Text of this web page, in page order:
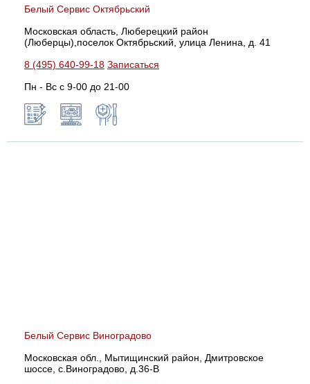
Белый Сервис Октябрьский
Московская область, Люберецкий район
(Люберцы),поселок Октябрьский, улица Ленина, д. 41
8 (495) 640-99-18 Записаться
Пн - Вс с 9-00 до 21-00
Белый Сервис Виноградово
Московская обл., Мытищинский район, Дмитровское
шоссе, с.Виноградово, д.36-В